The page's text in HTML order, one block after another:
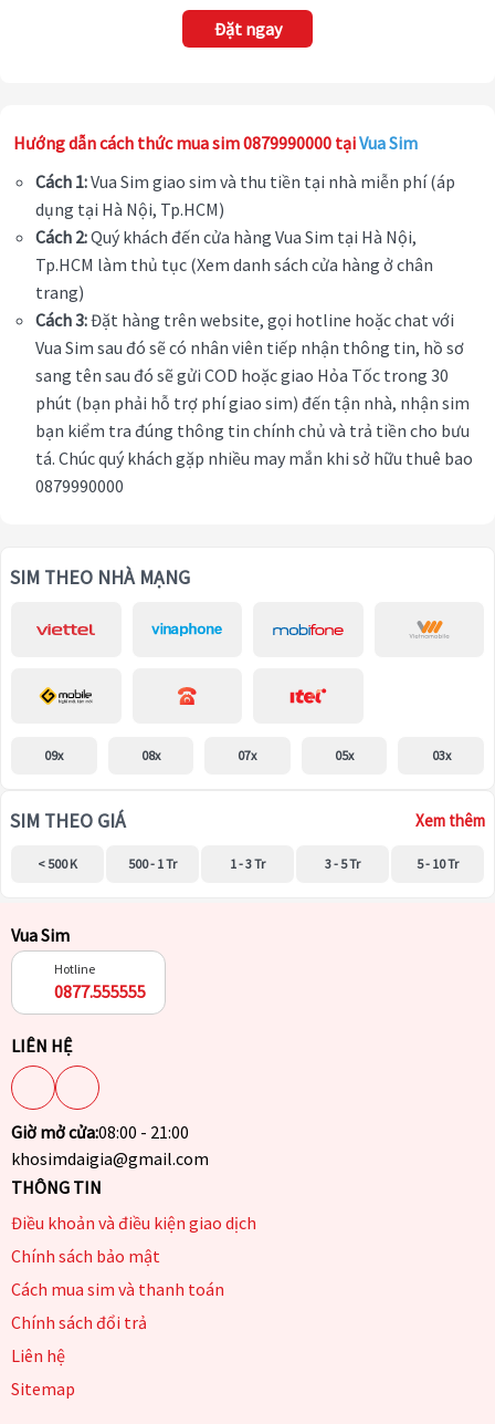
Đặt ngay
Hướng dẫn cách thức mua sim 0879990000 tạiVua Sim
Cách 1:Vua Sim giao sim và thu tiền tại nhà miễn phí (áp
dụng tại Hà Nội, Tp.HCM)
Cách 2:Quý khách đến cửa hàng Vua Sim tại Hà Nội,
Tp.HCM làm thủ tục (Xem danh sách cửa hàng ở chân
trang)
Cách 3:Đặt hàng trên website, gọi hotline hoặc chat với
Vua Sim sau đó sẽ có nhân viên tiếp nhận thông tin, hồ sơ
sang tên sau đó sẽ gửi COD hoặc giao Hỏa Tốc trong 30
phút (bạn phải hỗ trợ phí giao sim) đến tận nhà, nhận sim
bạn kiểm tra đúng thông tin chính chủ và trả tiền cho bưu
tá. Chúc quý khách gặp nhiều may mắn khi sở hữu thuê bao
0879990000
SIM THEO NHÀ MẠNG
09x 08x 07x 05x 03x
SIM THEO GIÁ Xem thêm
< 500 K 500 - 1 Tr 1 - 3 Tr 3 - 5 Tr 5 - 10 Tr
Vua Sim
Hotline
0877.555555
LIÊN HỆ
Giờ mở cửa:08:00 - 21:00
khosimdaigia@gmail.com
THÔNG TIN
Điều khoản và điều kiện giao dịch
Chính sách bảo mật
Cách mua sim và thanh toán
Chính sách đổi trả
Liên hệ
Sitemap